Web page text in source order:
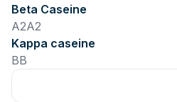
Beta Caseine
A2A2
Kappa caseine
BB